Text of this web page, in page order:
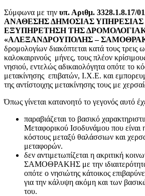
Σύμφωνα με την υπ. Αριθμ.
ΑΝΑΘΕΣΗΣ ΔΗΜΟΣΙΑΣ ΥΠΗΡΕΣΙΑΣ
ΕΞΥΠΗΡΕΤΗΣΗ ΤΗΣ
«ΑΛΕΞΑΝΔΡΟΥΠΟΛΗΣ –
δρομολογίων διακόπτεται κατά τους τρεις
καλοκαιρινούς μήνες, τους πλέον
νησιού, εντελώς αδικαιολόγητα οπότε το
μετακίνησης επιβατών, Ι.Χ.Ε. και
της αντίστοιχης μετακίνησης τους με
Όπως γίνεται κατανοητό το γεγονός αυτό
παραβιάζεται το βασικό
Μεταφορικού Ισοδυνάμου που είναι
κόστους μεταξύ θαλάσσιων και
μεταφορών.
δεν αντιμετωπίζεται η ακριτική
ΣΑΜΟΘΡΑΚΗΣ με την ιδιαιτερότητα
οπότε ο νησιώτης κάτοικος
για την κάλυψη ακόμη και των
του.